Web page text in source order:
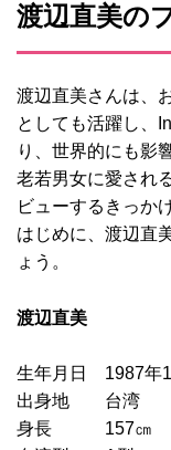
渡辺直美の
渡辺直美さんは、
としても活躍し、
り、世界的にも影
老若男女に愛され
ビューするきっか
はじめに、渡辺直
ょう。
渡辺直美
生年月日 1987年
出身地 台湾
身長 157㎝